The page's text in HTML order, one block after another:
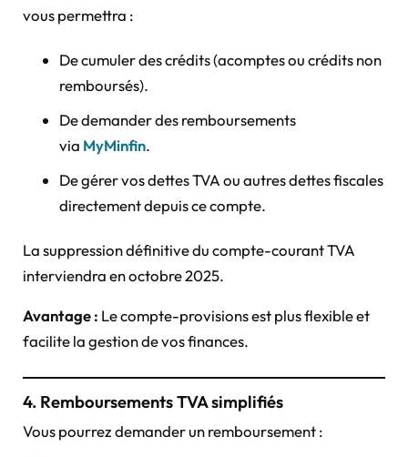
vous permettra :
De cumuler des crédits (acomptes ou crédits non
remboursés).
De demander des remboursements
via MyMinfin.
De gérer vos dettes TVA ou autres dettes fiscales
directement depuis ce compte.
La suppression définitive du compte-courant TVA
interviendra en octobre 2025.
Avantage : Le compte-provisions est plus flexible et
facilite la gestion de vos finances.
4. Remboursements TVA simplifiés
Vous pourrez demander un remboursement :